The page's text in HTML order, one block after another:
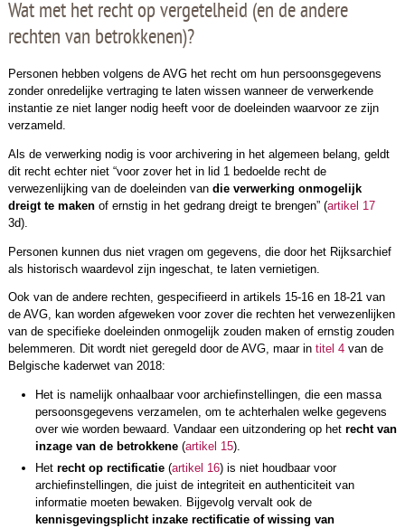
Wat met het recht op vergetelheid (en de andere
rechten van betrokkenen)?
Personen hebben volgens de AVG het recht om hun persoonsgegevens
zonder onredelijke vertraging te laten wissen wanneer de verwerkende
instantie ze niet langer nodig heeft voor de doeleinden waarvoor ze zijn
verzameld.
Als de verwerking nodig is voor archivering in het algemeen belang, geldt
dit recht echter niet “voor zover het in lid 1 bedoelde recht de
verwezenlijking van de doeleinden van die verwerking onmogelijk
dreigt te makenof ernstig in het gedrang dreigt te brengen” (artikel 17
3d).
Personen kunnen dus niet vragen om gegevens, die door het Rijksarchief
als historisch waardevol zijn ingeschat, te laten vernietigen.
Ook van de andere rechten, gespecifieerd in artikels 15-16 en 18-21 van
de AVG, kan worden afgeweken voor zover die rechten het verwezenlijken
van de specifieke doeleinden onmogelijk zouden maken of ernstig zouden
belemmeren. Dit wordt niet geregeld door de AVG, maar in titel 4van de
Belgische kaderwet van 2018:
Het is namelijk onhaalbaar voor archiefinstellingen, die een massa
persoonsgegevens verzamelen, om te achterhalen welke gegevens
over wie worden bewaard. Vandaar een uitzondering op het recht van
inzage van de betrokkene(artikel 15).
Het recht op rectificatie(artikel 16) is niet houdbaar voor
archiefinstellingen, die juist de integriteit en authenticiteit van
informatie moeten bewaken. Bijgevolg vervalt ook de
kennisgevingsplicht inzake rectificatie of wissing van